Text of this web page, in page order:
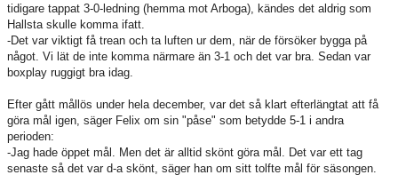
tidigare tappat 3-0-ledning (hemma mot Arboga), kändes det aldrig som
Hallsta skulle komma ifatt.
-Det var viktigt få trean och ta luften ur dem, när de försöker bygga på
något. Vi lät de inte komma närmare än 3-1 och det var bra. Sedan var
boxplay ruggigt bra idag.
Efter gått mållös under hela december, var det så klart efterlängtat att få
göra mål igen, säger Felix om sin "påse" som betydde 5-1 i andra
perioden:
-Jag hade öppet mål. Men det är alltid skönt göra mål. Det var ett tag
senaste så det var d-a skönt, säger han om sitt tolfte mål för säsongen.